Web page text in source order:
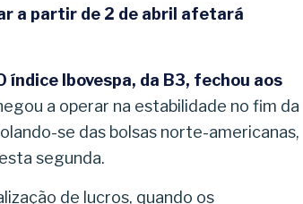
a partir de 2 de abril afetará
Ibovespa, da B3, fechou aos
a operar na estabilidade no fim da
se das bolsas norte-americanas,
segunda.
de lucros, quando os